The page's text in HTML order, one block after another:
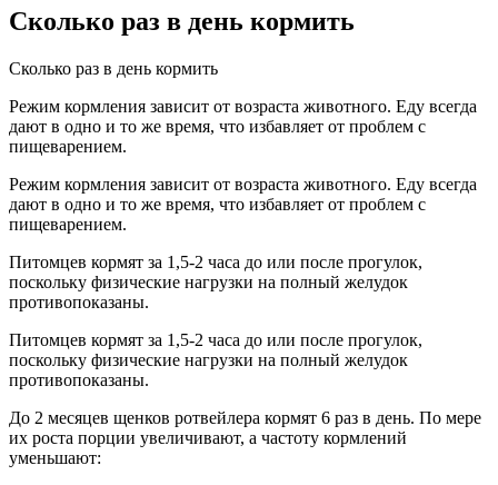
Сколько раз в день кормить
Сколько раз в день кормить
Режим кормления зависит от возраста животного. Еду всегда
дают в одно и то же время, что избавляет от проблем с
пищеварением.
Режим кормления зависит от возраста животного. Еду всегда
дают в одно и то же время, что избавляет от проблем с
пищеварением.
Питомцев кормят за 1,5-2 часа до или после прогулок,
поскольку физические нагрузки на полный желудок
противопоказаны.
Питомцев кормят за 1,5-2 часа до или после прогулок,
поскольку физические нагрузки на полный желудок
противопоказаны.
До 2 месяцев щенков ротвейлера кормят 6 раз в день. По мере
их роста порции увеличивают, а частоту кормлений
уменьшают: